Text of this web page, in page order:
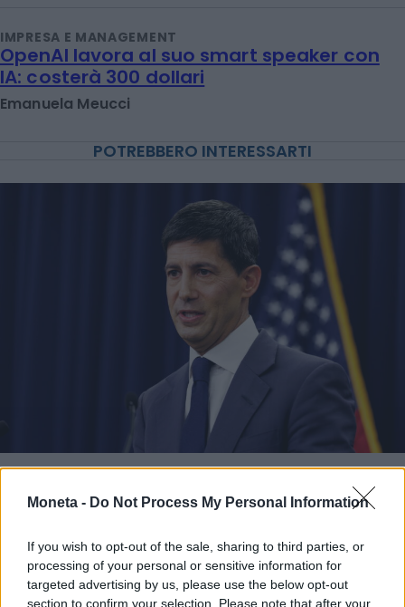
Moneta - Do Not Process My Personal Information
If you wish to opt-out of the sale, sharing to third parties, or
processing of your personal or sensitive information for
targeted advertising by us, please use the below opt-out
section to confirm your selection. Please note that after your
IMPRESA E MANAGEMENT
OpenAI lavora al suo smart speaker con
IA: costerà 300 dollari
Emanuela Meucci
POTREBBERO INTERESSARTI
INVESTIMENTI E MERCATI
Giù a sorpresa gli occupati Usa, Borse e
oro esultano. Ecco perché
Titta Ferraro
TENDENZE E SOSTENIBILITÀ